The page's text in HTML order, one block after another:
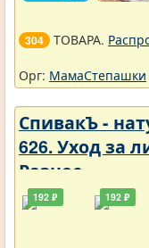
304 ТОВАРА.
Орг: МамаСтепашки
СпивакЪ -
626. Уход за
Разное
192 ₽ 192 ₽